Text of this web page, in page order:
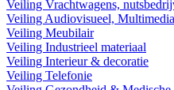
Veiling Vrachtwagens,
Veiling Audiovisueel,
Veiling Meubilair
Veiling Industrieel materiaal
Veiling Interieur & decoratie
Veiling Telefonie